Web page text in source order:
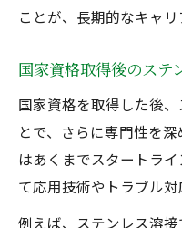
ことが、長期的なキャリ
国家資格取得後のステ
国家資格を取得した後
とで、さらに専門性を
はあくまでスタートラ
て応用技術やトラブル対
例えば、ステンレス溶